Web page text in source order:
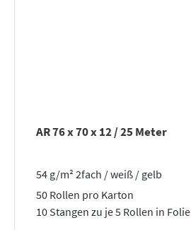
AR 76 x 70 x 12 / 25 Meter
54 g/m² 2fach / weiß / gelb
50 Rollen pro Karton
10 Stangen zu je 5 Rollen in Folie